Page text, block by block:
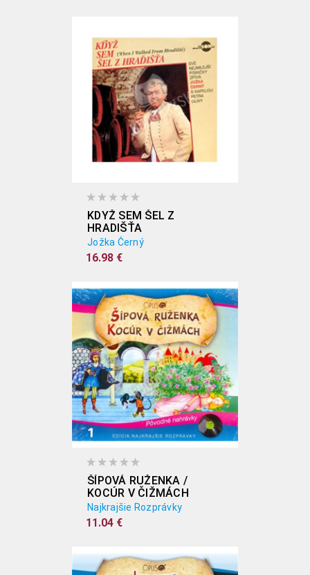
KDYŽ SEM ŠEL Z
HRADIŠŤA
Jožka Černý
16.98 €
ŠÍPOVÁ RUŽENKA /
KOCÚR V ČIŽMÁCH
Najkrajšie Rozprávky
11.04 €